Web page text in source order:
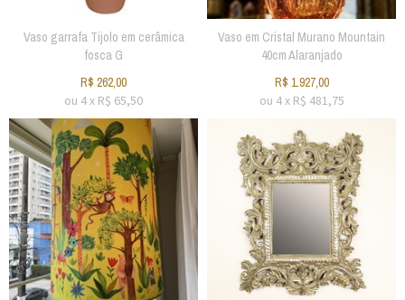
Vaso garrafa Tijolo em cerâmica
fosca G
R$ 262,00
ou 4x R$ 65,50
Vaso em Cristal Murano Mountain
40cm Alaranjado
R$ 1.927,00
ou 4x R$ 481,75